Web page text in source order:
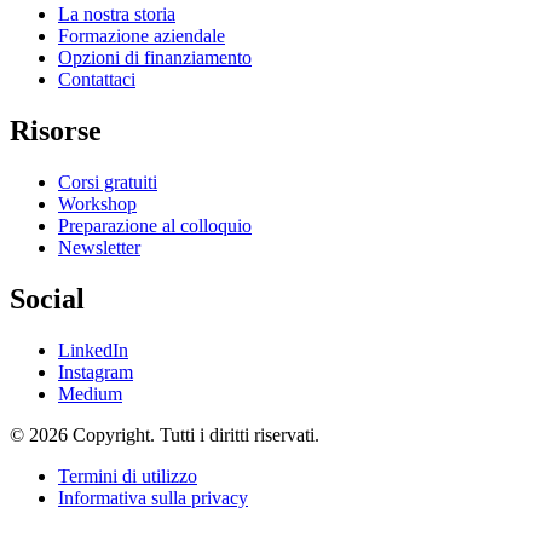
La nostra storia
Formazione aziendale
Opzioni di finanziamento
Contattaci
Risorse
Corsi gratuiti
Workshop
Preparazione al colloquio
Newsletter
Social
LinkedIn
Instagram
Medium
© 2026 Copyright. Tutti i diritti riservati.
Termini di utilizzo
Informativa sulla privacy